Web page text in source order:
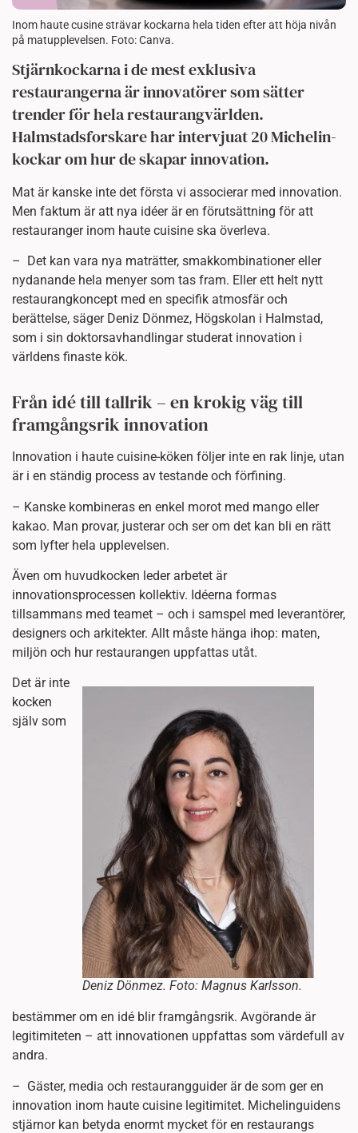
Inom haute cusine strävar kockarna hela tiden efter att höja nivån
på matupplevelsen. Foto: Canva.
Stjärnkockarna i de mest exklusiva
restaurangerna är innovatörer som sätter
trender för hela restaurangvärlden.
Halmstadsforskare har intervjuat 20 Michelin-
kockar om hur de skapar innovation.
Mat är kanske inte det första vi associerar med innovation.
Men faktum är att nya idéer är en förutsättning för att
restauranger inom haute cuisine ska överleva.
– Det kan vara nya maträtter, smakkombinationer eller
nydanande hela menyer som tas fram. Eller ett helt nytt
restaurangkoncept med en specifik atmosfär och
berättelse, säger Deniz Dönmez, Högskolan i Halmstad,
som i sin doktorsavhandlingar studerat innovation i
världens finaste kök.
Från idé till tallrik – en krokig väg till
framgångsrik innovation
Innovation i haute cuisine-köken följer inte en rak linje, utan
är i en ständig process av testande och förfining.
– Kanske kombineras en enkel morot med mango eller
kakao. Man provar, justerar och ser om det kan bli en rätt
som lyfter hela upplevelsen.
Även om huvudkocken leder arbetet är
innovationsprocessen kollektiv. Idéerna formas
tillsammans med teamet – och i samspel med leverantörer,
designers och arkitekter. Allt måste hänga ihop: maten,
miljön och hur restaurangen uppfattas utåt.
Deniz Dönmez. Foto: Magnus Karlsson.
Det är inte
kocken
själv som
bestämmer om en idé blir framgångsrik. Avgörande är
legitimiteten – att innovationen uppfattas som värdefull av
andra.
– Gäster, media och restaurangguider är de som ger en
innovation inom haute cuisine legitimitet. Michelinguidens
stjärnor kan betyda enormt mycket för en restaurangs